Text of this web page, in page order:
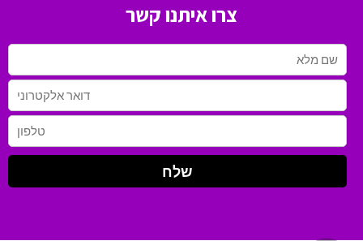
צרו איתנו קשר